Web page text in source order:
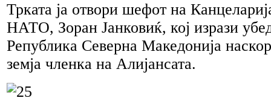
Трката ја отвори шефот на
НАТО, Зоран Јанковиќ, кој изрази
Република Северна Македонија
земја членка на Алијансата.